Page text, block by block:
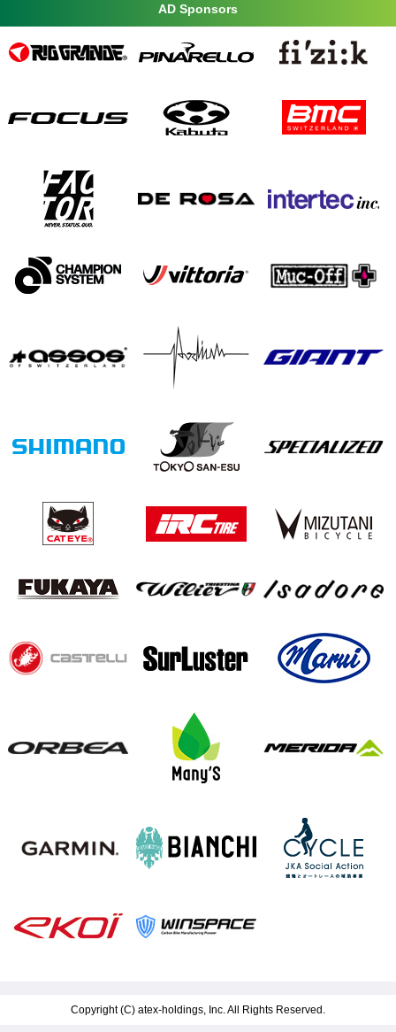
AD Sponsors
Copyright (C) atex-holdings, Inc.All Rights Reserved.